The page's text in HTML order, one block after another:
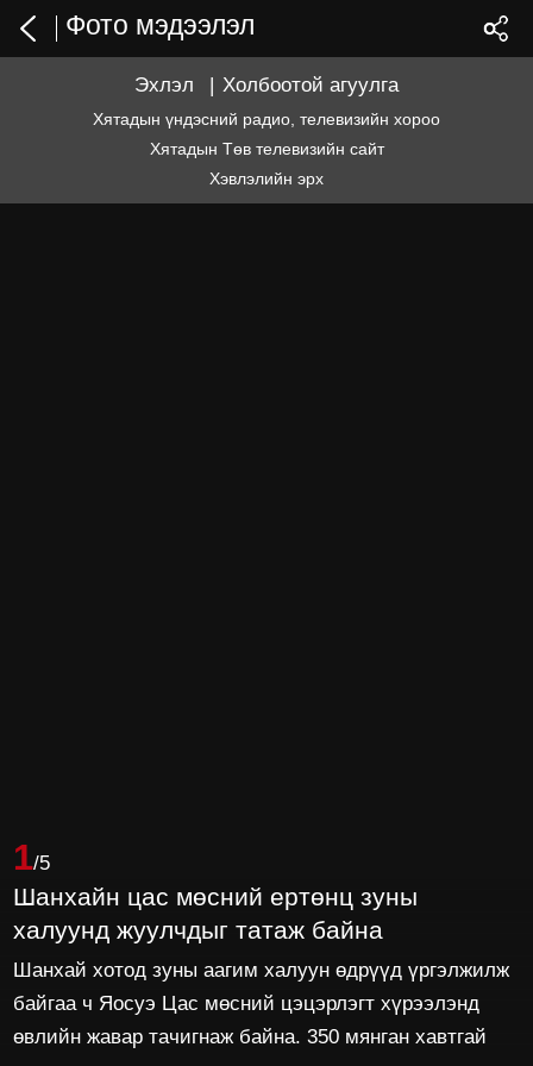
Фото мэдээлэл
1/5
Шанхайн цас мөсний ертөнц зуны
халуунд жуулчдыг татаж байна
Шанхай хотод зуны аагим халуун өдрүүд үргэлжилж
байгаа ч Яосуэ Цас мөсний цэцэрлэгт хүрээлэнд
өвлийн жавар тачигнаж байна. 350 мянган хавтгай
Эхлэл Холбоотой агуулга
Хятадын үндэсний радио, телевизийн хороо
Хятадын Төв телевизийн сайт
Хэвлэлийн эрх